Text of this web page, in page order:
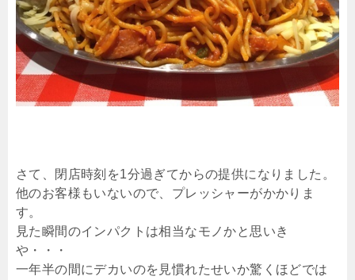
さて、閉店時刻を1分過ぎてからの提供になりました。
他のお客様もいないので、プレッシャーがかかりま
す。
見た瞬間のインパクトは相当なモノかと思いき
や・・・
一年半の間にデカいのを見慣れたせいか驚くほどでは